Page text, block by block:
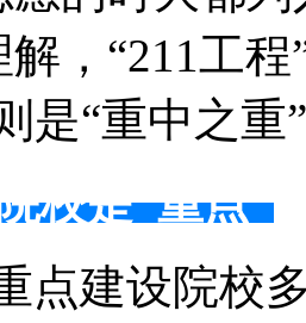
，“211工
是“重中之重
校是“重点”
点建设院校